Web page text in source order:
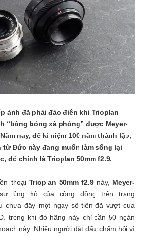
ảnh đã phải đảo điên khi Trioplan
“bóng bóng xà phòng” được Meyer-
nay, để kỉ niệm 100 năm thành lập,
từ Đức này đang muốn làm sống lại
đó chính là Trioplan 50mm f2.9.
thoại Trioplan 50mm f2.9 này, Meyer-
ủng hộ của cộng đồng trên trang
chưa đầy một ngày số tiền đã vượt qua
trong khi đó hãng này chỉ cần 50 ngàn
này. Nhiều người đặt dấu chấm hỏi vì